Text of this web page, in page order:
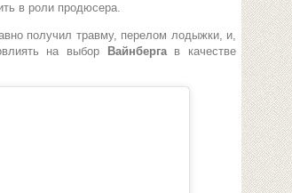
в роли продюсера.
получил травму, перелом лодыжки, и,
на выбор
Вайнберга в качестве